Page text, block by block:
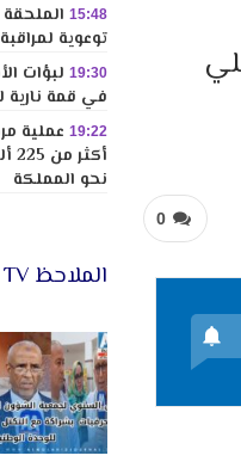
0
15:48
توعوية
19:30 لبؤات
في قمة
19:22
نحو المملكة
الملاحظ TV